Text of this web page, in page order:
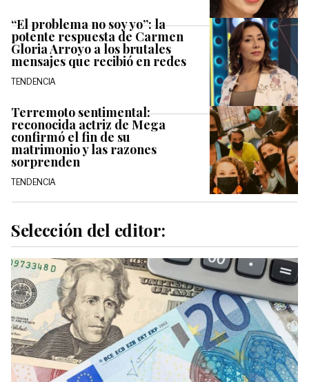
“El problema no soy yo”: la
potente respuesta de Carmen
Gloria Arroyo a los brutales
mensajes que recibió en redes
TENDENCIA
Terremoto sentimental:
reconocida actriz de Mega
confirmó el fin de su
matrimonio y las razones
sorprenden
TENDENCIA
Selección del editor: